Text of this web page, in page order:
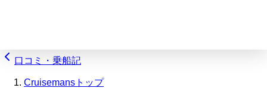
口コミ・乗船記
Cruisemansトップ